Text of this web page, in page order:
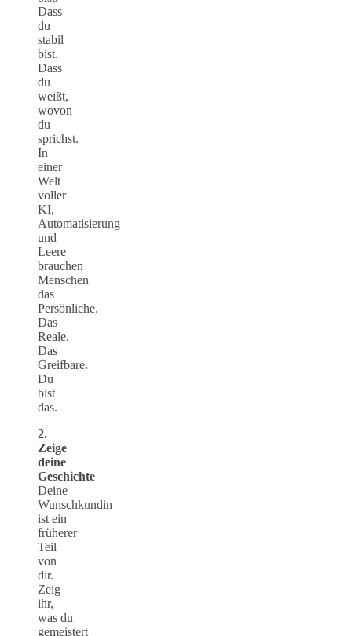
Dass
du
stabil
bist.
Dass
du
weißt,
wovon
du
sprichst.
In
einer
Welt
voller
KI,
Automatisierung
und
Leere
brauchen
Menschen
das
Persönliche.
Das
Reale.
Das
Greifbare.
Du
bist
das.
2.
Zeige
deine
Geschichte
Deine
Wunschkundin
ist ein
früherer
Teil
von
dir.
Zeig
ihr,
was du
gemeistert